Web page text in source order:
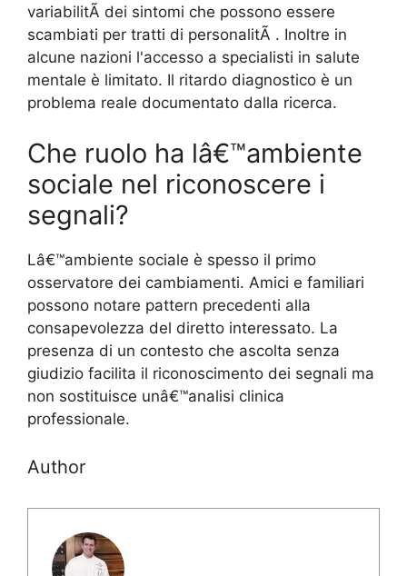
variabilitÃ dei sintomi che possono essere
scambiati per tratti di personalitÃ . Inoltre in
alcune nazioni l'accesso a specialisti in salute
mentale è limitato. Il ritardo diagnostico è un
problema reale documentato dalla ricerca.
Che ruolo ha lâ€™ambiente
sociale nel riconoscere i
segnali?
Lâ€™ambiente sociale è spesso il primo
osservatore dei cambiamenti. Amici e familiari
possono notare pattern precedenti alla
consapevolezza del diretto interessato. La
presenza di un contesto che ascolta senza
giudizio facilita il riconoscimento dei segnali ma
non sostituisce unâ€™analisi clinica
professionale.
Author